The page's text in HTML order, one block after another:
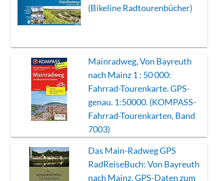
(Bikeline Radtourenbücher)
Mainradweg, Von Bayreuth
nach Mainz 1 : 50 000:
Fahrrad-Tourenkarte. GPS-
genau. 1:50000. (KOMPASS-
Fahrrad-Tourenkarten, Band
7003)
Das Main-Radweg GPS
RadReiseBuch: Von Bayreuth
nach Mainz. GPS-Daten zum